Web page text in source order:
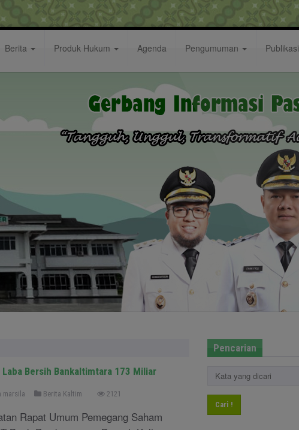
Berita Produk Hukum Agenda Pengumuman Publikasi
Laba Bersih Bankaltimtara 173 Miliar
marsila Berita Kaltim 2121
Rapat Umum Pemegang Saham
Pencarian
Cari !